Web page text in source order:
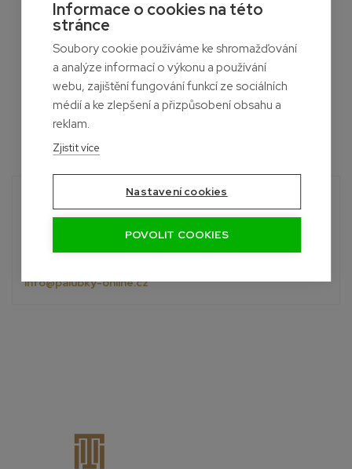
Potřebujete poradit?
Roman
Pon-Sob, 7:00 - 19:00 hod.
info@palubky-online.cz
Informace o cookies na této
stránce
Soubory cookie používáme ke shromažďování
a analýze informací o výkonu a používání
webu, zajištění fungování funkcí ze sociálních
médií a ke zlepšení a přizpůsobení obsahu a
reklam.
Zjistit více
Nastavení cookies
POVOLIT COOKIES